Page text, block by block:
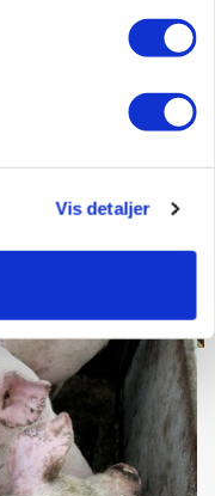
Vis detaljer